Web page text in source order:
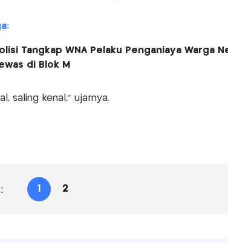
Tangkap WNA Pelaku Penganiaya Warga
di Blok M
saling kenal,” ujarnya.
1 2